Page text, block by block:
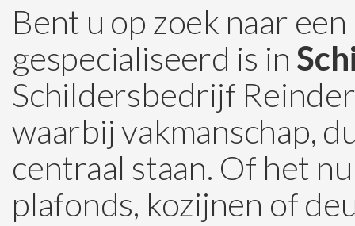
Bent u op zoek naar
gespecialiseerd is in
Schildersbedrijf
waarbij vakmanschap,
centraal staan. Of het
plafonds, kozijnen of